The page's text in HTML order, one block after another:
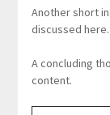
Another short
discussed here.
A concluding
content.